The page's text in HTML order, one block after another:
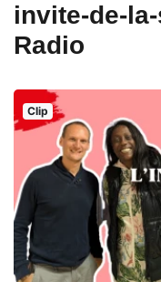
invite-de-
Radio
Clip